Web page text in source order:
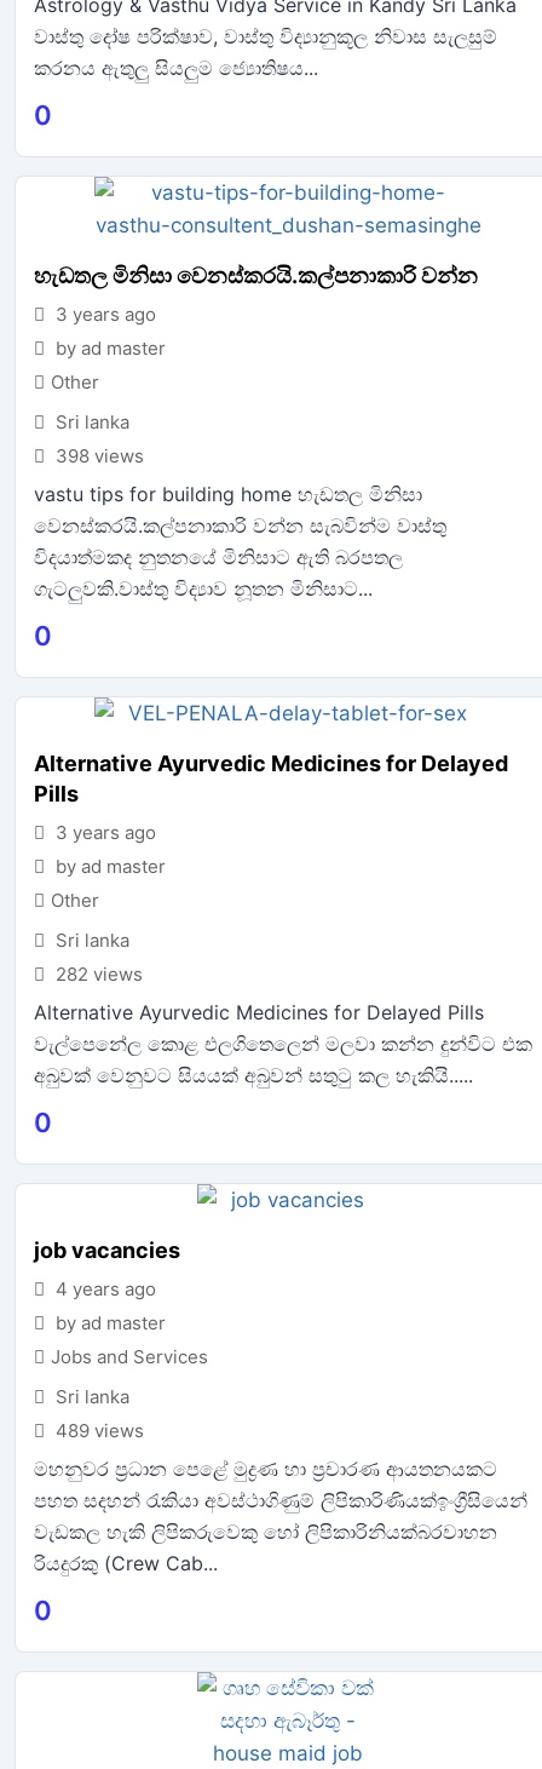
Astrology & Vasthu Vidya Service in Kandy Sri Lanka
වාස්තු දෝෂ පරික්ෂාව, වාස්තු විද්‍යානුකූල නිවාස සැලසුම්
කරනය ඇතුලු සියලුම ජ්‍යොතිෂය...
0
හැඩතල මිනිසා වෙනස්කරයි.කල්පනාකාරි වන්න
3 years ago
by ad master
Other
Sri lanka
398 views
vastu tips for building home හැඩතල මිනිසා
වෙනස්කරයි.කල්පනාකාරි වන්න සැබවින්ම වාස්තු
විදයාත්මකද නුතනයේ මිනිසාට ඇති බරපතල
ගැටලුවකි.වාස්තු විද්‍යාව නූතන මිනිසාට...
0
Alternative Ayurvedic Medicines for Delayed
Pills
3 years ago
by ad master
Other
Sri lanka
282 views
Alternative Ayurvedic Medicines for Delayed Pills
වැල්පෙනේල කොළ එලගිතෙලෙන් මලවා කන්න දුන්විට එක
අබුවක් වෙනුවට සියයක් අබුවන් සතුටු කල හැකියි.....
0
job vacancies
4 years ago
by ad master
Jobs and Services
Sri lanka
489 views
මහනුවර ප්‍රධාන පෙළේ මුද්‍රණ හා ප්‍රචාරණ ආයතනයකට
පහත සදහන් රැකියා අවස්ථාගිණුම් ලිපිකාරිණියක්ඉංග්‍රීසියෙන්
වැඩකල හැකි ලිපිකරුවෙකු හෝ ලිපිකාරිනියක්බරවාහන
රියදුරකු (Crew Cab...
0